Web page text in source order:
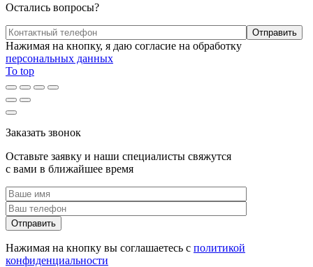
Остались вопросы?
Нажимая на кнопку, я даю согласие на обработку
персональных данных
To top
Заказать звонок
Оставьте заявку и наши специалисты свяжутся
с вами в ближайшее время
Нажимая на кнопку вы соглашаетесь с политикой
конфиденциальности